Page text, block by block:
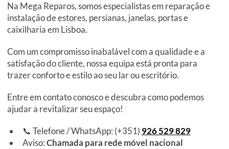
Na Mega Reparos, somos especialistas em reparação e
instalação de estores, persianas, janelas, portas e
caixilharia em Lisboa.
Com um compromisso inabalável com a qualidade e a
satisfação do cliente, nossa equipa está pronta para
trazer conforto e estilo ao seu lar ou escritório.
Entre em contato conosco e descubra como podemos
ajudar a revitalizar seu espaço!
📞 Telefone / WhatsApp: (+351) 926 529 829
Aviso:Chamada para rede móvel nacional